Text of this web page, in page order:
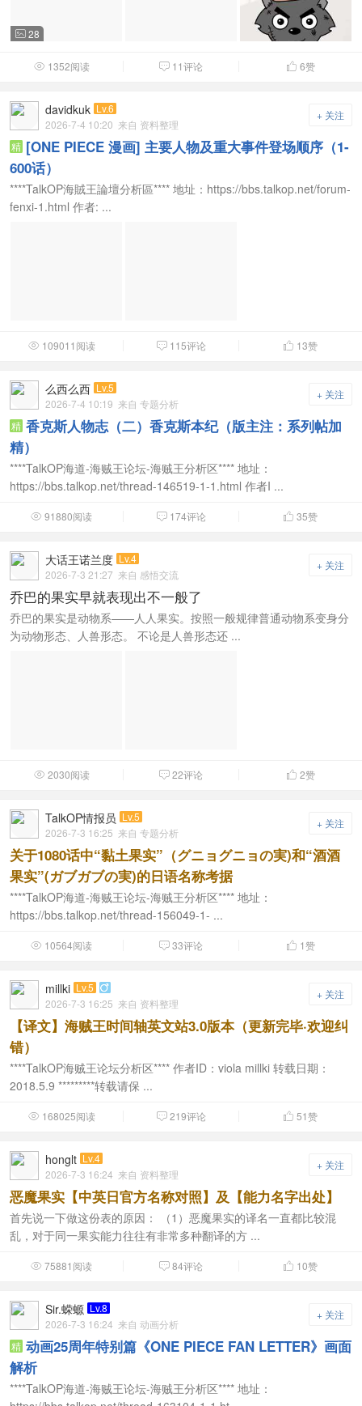
 28
 1352阅读  11评论  6赞
+ 关注
davidkuk Lv.6
2026-7-4 10:20 来自 资料整理
精 [ONE PIECE 漫画] 主要人物及重大事件登场顺序（1-
600话）
****TalkOP海賊王論壇分析區**** 地址：https://bbs.talkop.net/forum-
fenxi-1.html 作者: ...
 109011阅读  115评论  13赞
+ 关注
么西么西 Lv.5
2026-7-4 10:19 来自 专题分析
精 香克斯人物志（二）香克斯本纪（版主注：系列帖加
精）
****TalkOP海道-海贼王论坛-海贼王分析区**** 地址：
https://bbs.talkop.net/thread-146519-1-1.html 作者I ...
 91880阅读  174评论  35赞
+ 关注
大话王诺兰度 Lv.4
2026-7-3 21:27 来自 感悟交流
乔巴的果实早就表现出不一般了
乔巴的果实是动物系——人人果实。按照一般规律普通动物系变身分
为动物形态、人兽形态。 不论是人兽形态还 ...
 2030阅读  22评论  2赞
+ 关注
TalkOP情报员 Lv.5
2026-7-3 16:25 来自 专题分析
关于1080话中“黏土果实”（グニョグニョの実)和“酒酒
果实”(ガブガブの実)的日语名称考据
****TalkOP海道-海贼王论坛-海贼王分析区**** 地址：
https://bbs.talkop.net/thread-156049-1- ...
 10564阅读  33评论  1赞
+ 关注
millki Lv.5 
2026-7-3 16:25 来自 资料整理
【译文】海贼王时间轴英文站3.0版本（更新完毕·欢迎纠
错）
****TalkOP海贼王论坛分析区**** 作者ID：viola millki 转载日期：
2018.5.9 *********转载请保 ...
 168025阅读  219评论  51赞
+ 关注
honglt Lv.4
2026-7-3 16:24 来自 资料整理
恶魔果实【中英日官方名称对照】及【能力名字出处】
首先说一下做这份表的原因： （1）恶魔果实的译名一直都比较混
乱，对于同一果实能力往往有非常多种翻译的方 ...
 75881阅读  84评论  10赞
+ 关注
Sir.蝾螈 Lv.8
2026-7-3 16:24 来自 动画分析
精 动画25周年特别篇《ONE PIECE FAN LETTER》画面
解析
****TalkOP海道-海贼王论坛-海贼王分析区**** 地址：